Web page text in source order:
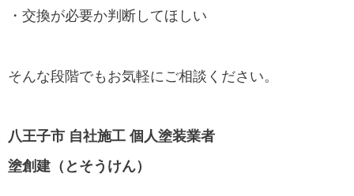
・交換が必要か判断してほしい
そんな段階でもお気軽にご相談ください。
八王子市 自社施工 個人塗装業者
塗創建（とそうけん）